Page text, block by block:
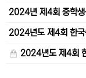
2024년 제4회 중학생
2024년도 제4회 한국
2024년도 제4회 한국중학